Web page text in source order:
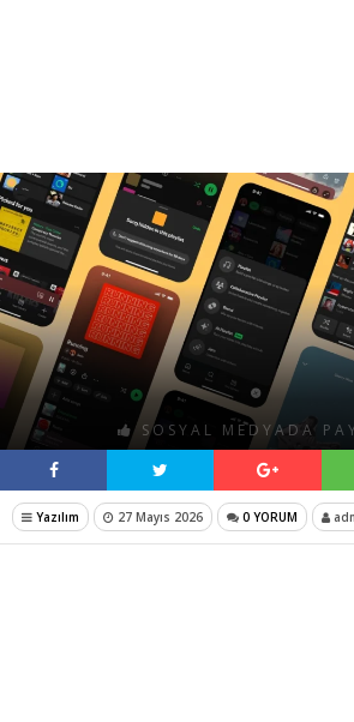
SOSYAL MEDYADA
Yazılım 27 Mayıs 2026 0 YORUM